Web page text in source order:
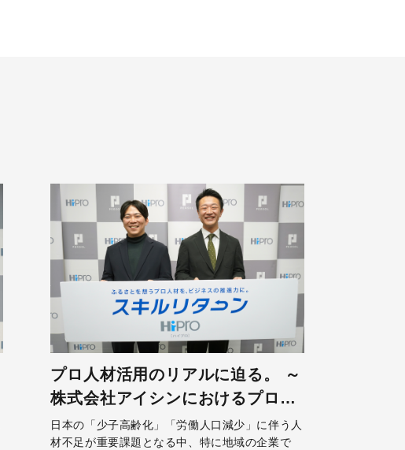
プロ人材活用のリアルに迫る。 ～
株式会社アイシンにおけるプロ人
材活用とは～
日本の「少子高齢化」「労働人口減少」に伴う人
材不足が重要課題となる中、特に地域の企業で